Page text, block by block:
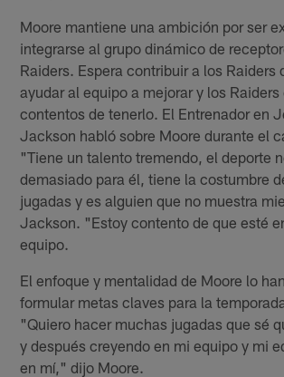
Moore mantiene una ambición por ser
integrarse al grupo dinámico de
Raiders. Espera contribuir a los Raiders
ayudar al equipo a mejorar y los Raiders
contentos de tenerlo. El Entrenador en
Jackson habló sobre Moore durante el
"Tiene un talento tremendo, el deporte
demasiado para él, tiene la costumbre
jugadas y es alguien que no muestra
Jackson. "Estoy contento de que esté
equipo.
El enfoque y mentalidad de Moore lo
formular metas claves para la
"Quiero hacer muchas jugadas que sé
y después creyendo en mi equipo y mi
en mí," dijo Moore.